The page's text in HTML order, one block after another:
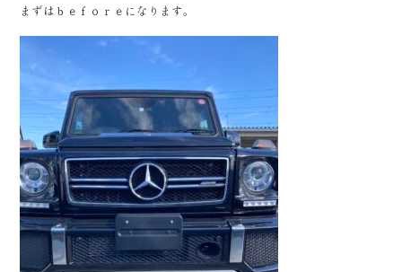
まずはｂｅｆｏｒｅになります。